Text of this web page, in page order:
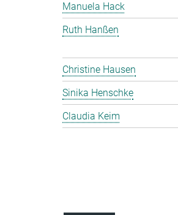
Manuela Hack
Ruth Hanßen
Christine Hausen
Sinika Henschke
Claudia Keim